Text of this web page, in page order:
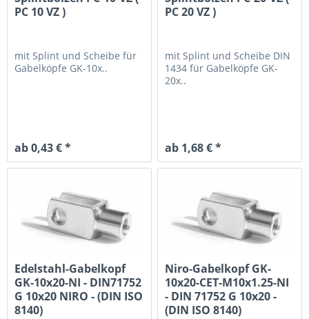
PC 10 VZ )
mit Splint und Scheibe für
Gabelköpfe GK-10x..
ab 0,43 € *
PC 20 VZ )
mit Splint und Scheibe DIN
1434 für Gabelköpfe GK-
20x..
ab 1,68 € *
Edelstahl-Gabelkopf
GK-10x20-NI - DIN71752
G 10x20 NIRO - (DIN ISO
8140)
Niro-Gabelkopf GK-
10x20-CET-M10x1.25-NI
- DIN 71752 G 10x20 -
(DIN ISO 8140)